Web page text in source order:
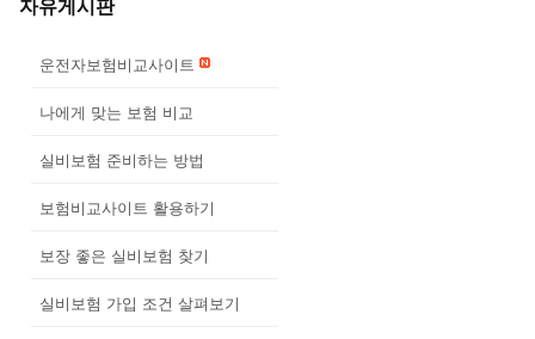
자유게시판
운전자보험비교사이트
나에게 맞는 보험 비교
실비보험 준비하는 방법
보험비교사이트 활용하기
보장 좋은 실비보험 찾기
실비보험 가입 조건 살펴보기